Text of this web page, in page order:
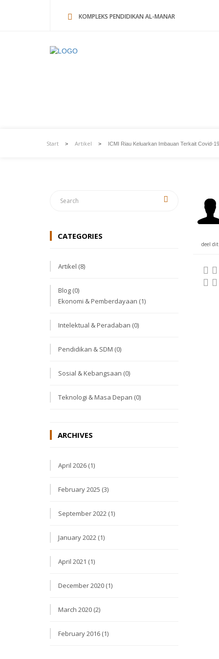
KOMPLEKS PENDIDIKAN AL-MANAR
Start > Artikel > ICMI Riau Keluarkan Imbauan Terkait Covid-19
CATEGORIES
Artikel (8)
Blog (0)
Ekonomi & Pemberdayaan (1)
Intelektual & Peradaban (0)
Pendidikan & SDM (0)
Sosial & Kebangsaan (0)
Teknologi & Masa Depan (0)
ARCHIVES
April 2026 (1)
February 2025 (3)
September 2022 (1)
January 2022 (1)
April 2021 (1)
December 2020 (1)
March 2020 (2)
February 2016 (1)
deel dit